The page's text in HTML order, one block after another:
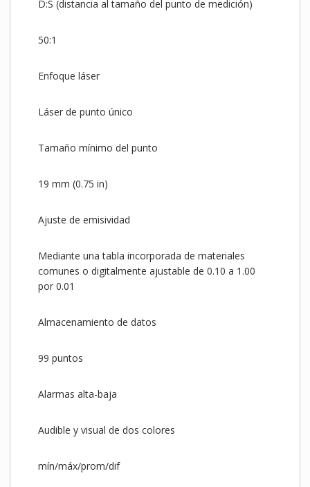
D:S (distancia al tamaño del punto de medición)
50:1
Enfoque láser
Láser de punto único
Tamaño mínimo del punto
19 mm (0.75 in)
Ajuste de emisividad
Mediante una tabla incorporada de materiales
comunes o digitalmente ajustable de 0.10 a 1.00
por 0.01
Almacenamiento de datos
99 puntos
Alarmas alta-baja
Audible y visual de dos colores
mín/máx/prom/dif